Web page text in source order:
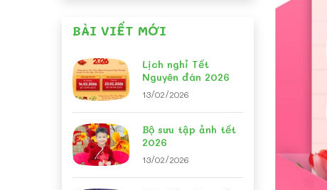
BÀI VIẾT MỚI
Lịch nghỉ Tết
Nguyên đán 2026
13/02/2026
Bộ sưu tập ảnh tết
2026
13/02/2026